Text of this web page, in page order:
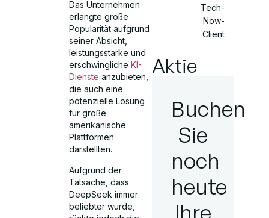
Das Unternehmen
erlangte große
Popularität aufgrund
seiner Absicht,
leistungsstarke und
erschwinglicheKI-
Dienste anzubieten,
die auch eine
potenzielle Lösung
für große
amerikanische
Plattformen
darstellten.
Aufgrund der
Tatsache, dass
DeepSeek immer
beliebter wurde,
Tech-
Now-
Client
Aktie
Buchen
Sie
noch
heute
Ihre